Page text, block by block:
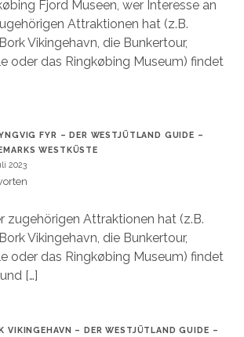
Fjord Museen, wer Interesse an
Attraktionen hat (z.B.
Vikingehavn, die Bunkertour,
oder das Ringkøbing Museum) findet
FYR – DER WESTJÜTLAND GUIDE –
WESTKÜSTE
2023
zugehörigen Attraktionen hat (z.B.
Vikingehavn, die Bunkertour,
oder das Ringkøbing Museum) findet
[…]
VIKINGEHAVN – DER WESTJÜTLAND GUIDE –